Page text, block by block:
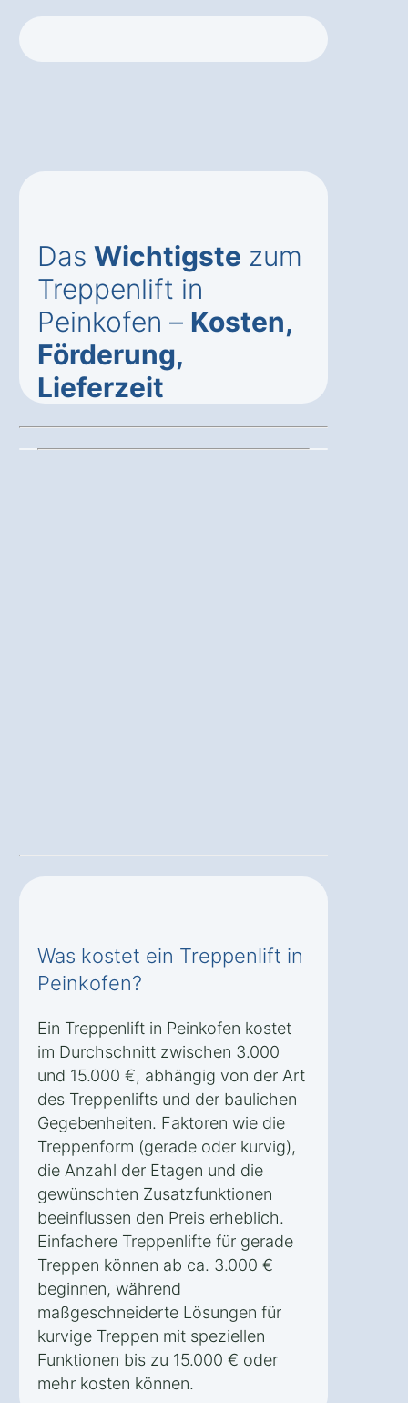
Das Wichtigste zum
Treppenlift in
Peinkofen – Kosten,
Förderung,
Lieferzeit
Was kostet ein Treppenlift in
Peinkofen?
Ein Treppenlift in Peinkofen kostet
im Durchschnitt zwischen 3.000
und 15.000 €, abhängig von der Art
des Treppenlifts und der baulichen
Gegebenheiten. Faktoren wie die
Treppenform (gerade oder kurvig),
die Anzahl der Etagen und die
gewünschten Zusatzfunktionen
beeinflussen den Preis erheblich.
Einfachere Treppenlifte für gerade
Treppen können ab ca. 3.000 €
beginnen, während
maßgeschneiderte Lösungen für
kurvige Treppen mit speziellen
Funktionen bis zu 15.000 € oder
mehr kosten können.